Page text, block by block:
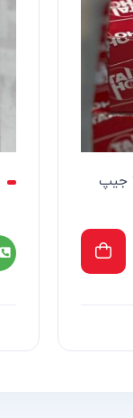
یاتاقان ثابت و متحرک 25 جیپ